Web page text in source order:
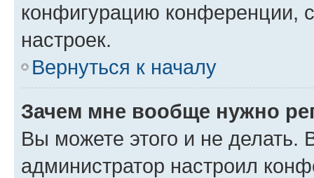
конфигурацию конференции,
настроек.
Вернуться к началу
Зачем мне вообще нужно
Вы можете этого и не делать.
администратор настроил